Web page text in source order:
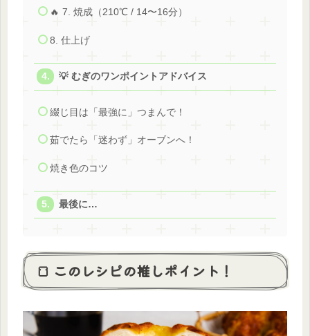
🔥 7. 焼成（210℃ / 14〜16分）
8. 仕上げ
💡 むぎのワンポイントアドバイス
綴じ目は「最強に」つまんで！
茹でたら「迷わず」オーブンへ！
焼き色のコツ
最後に…
🍞 このレシピの推しポイント！